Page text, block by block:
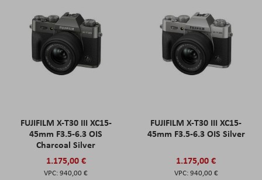
FUJIFILM X-T30 III XC15-
45mm F3.5-6.3 OIS
Charcoal Silver
1.175,00 €
940,00 €
FUJIFILM X-T30 III XC15-
45mm F3.5-6.3 OIS Silver
1.175,00 €
940,00 €